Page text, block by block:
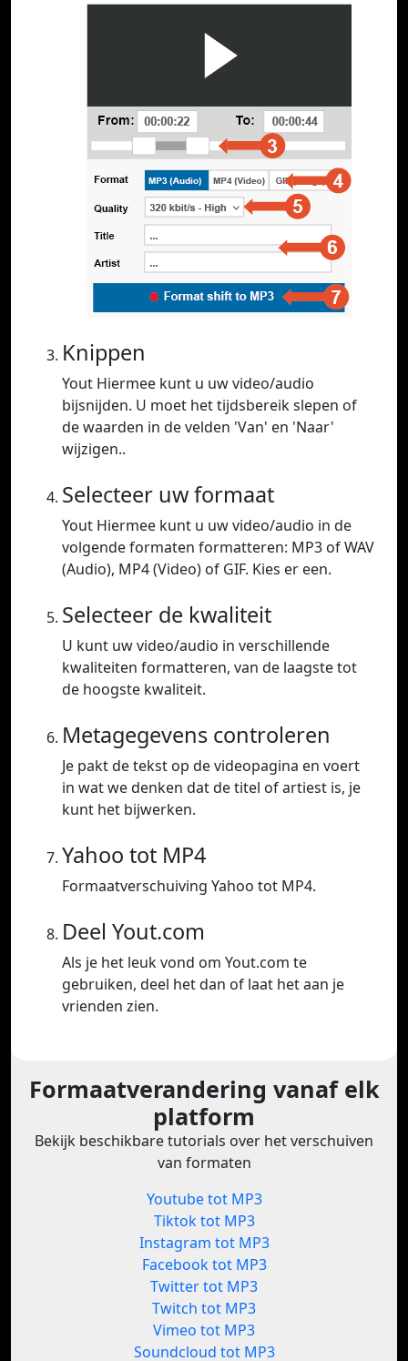
Knippen
Yout Hiermee kunt u uw video/audio
bijsnijden. U moet het tijdsbereik slepen of
de waarden in de velden 'Van' en 'Naar'
wijzigen..
Selecteer uw formaat
Yout Hiermee kunt u uw video/audio in de
volgende formaten formatteren: MP3 of WAV
(Audio), MP4 (Video) of GIF. Kies er een.
Selecteer de kwaliteit
U kunt uw video/audio in verschillende
kwaliteiten formatteren, van de laagste tot
de hoogste kwaliteit.
Metagegevens controleren
Je pakt de tekst op de videopagina en voert
in wat we denken dat de titel of artiest is, je
kunt het bijwerken.
Yahoo tot MP4
Formaatverschuiving Yahoo tot MP4.
Deel Yout.com
Als je het leuk vond om Yout.com te
gebruiken, deel het dan of laat het aan je
vrienden zien.
Formaatverandering vanaf elk
platform
Bekijk beschikbare tutorials over het verschuiven
van formaten
Youtube tot MP3
Tiktok tot MP3
Instagram tot MP3
Facebook tot MP3
Twitter tot MP3
Twitch tot MP3
Vimeo tot MP3
Soundcloud tot MP3